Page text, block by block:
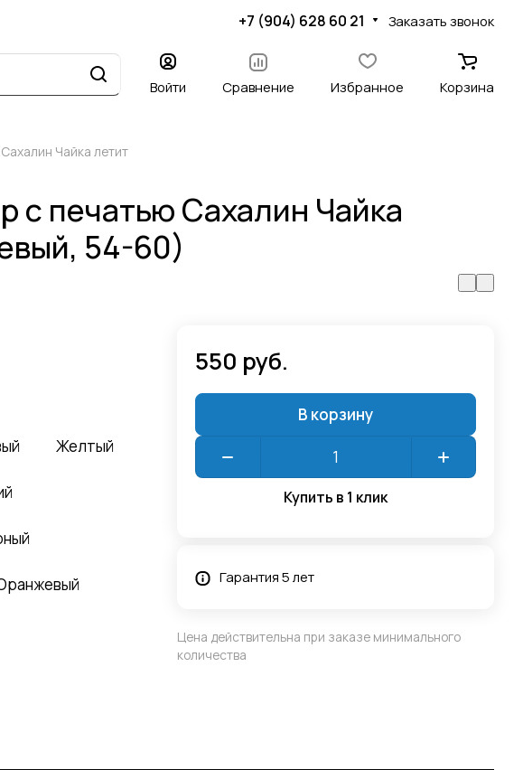
+7 (904) 628 60 21 Заказать звонок
Войти Сравнение Избранное Корзина
Чайка летит
с печатью Сахалин Чайка
54-60)
Желтый
550 руб.
В корзину
Купить в 1 клик
Гарантия 5 лет
Цена действительна при заказе минимального
количества